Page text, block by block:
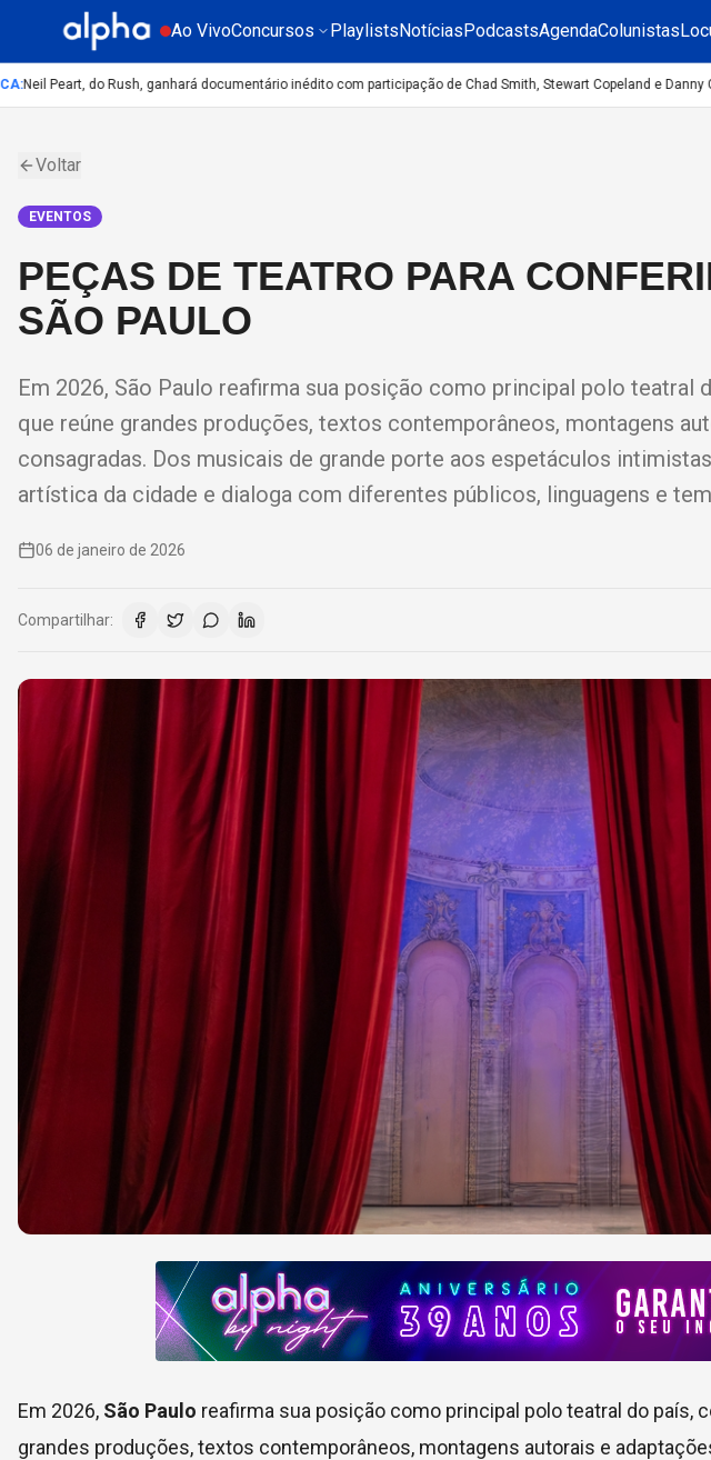
Ao VivoConcursos PlaylistsNotíciasPodcastsAgendaColunistas
:Neil Peart, do Rush, ganhará documentário inédito com participação de Chad Smith, Stewart Copeland e Danny
Voltar
EVENTOS
PEÇAS DE TEATRO PARA
SÃO PAULO
Em 2026, São Paulo reafirma sua posição como principal polo teatral
que reúne grandes produções, textos contemporâneos, montagens
consagradas. Dos musicais de grande porte aos espetáculos
artística da cidade e dialoga com diferentes públicos, linguagens e
06 de janeiro de 2026
Compartilhar:
Em 2026, São Paulo reafirma sua posição como principal polo teatral do país,
grandes produções, textos contemporâneos, montagens autorais e